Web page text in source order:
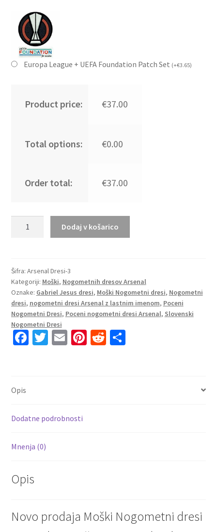
Europa League + UEFA Foundation Patch Set (+€3.65)
Product price: €37.00
Total options: €0.00
Order total: €37.00
dresi
Arsenal
Domači
2025-
26
Gabriel
Jesus
Dodaj v košarico
Šifra: Arsenal Dresi-3
Kategoriji: Moški, Nogometnih dresov Arsenal
Oznake: Gabriel Jesus dresi, Moški Nogometni dresi, Nogometni
dresi, nogometni dresi Arsenal z lastnim imenom, Poceni
Nogometni Dresi, Poceni nogometni dresi Arsenal, Slovenski
Nogometni Dresi
Fa
k
T E Pi R S
Opis
Dodatne podrobnosti
Mnenja (0)
Opis
Novo prodaja Moški Nogometni dresi